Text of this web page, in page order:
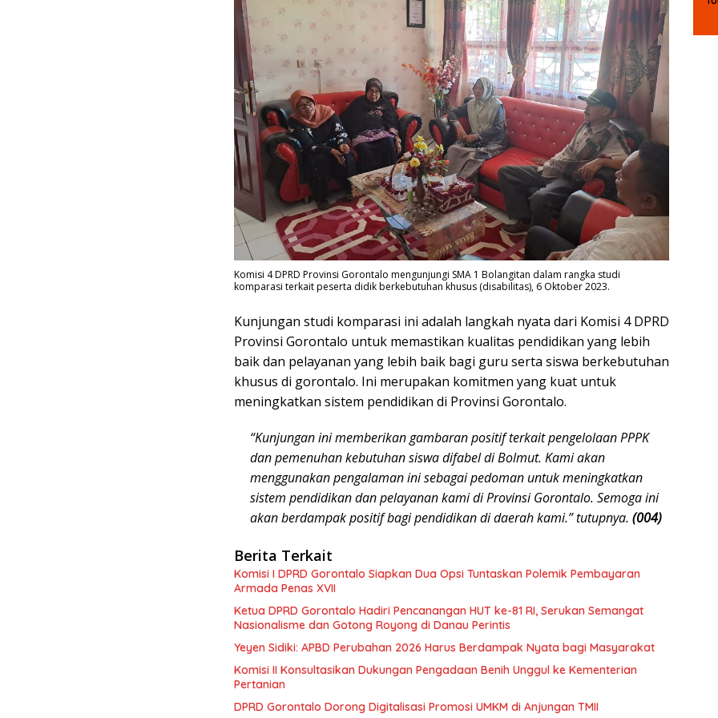
Komisi 4 DPRD Provinsi Gorontalo mengunjungi SMA 1 Bolangitan dalam rangka studi
komparasi terkait peserta didik berkebutuhan khusus (disabilitas), 6 Oktober 2023.
Kunjungan studi komparasi ini adalah langkah nyata dari Komisi 4 DPRD
Provinsi Gorontalo untuk memastikan kualitas pendidikan yang lebih
baik dan pelayanan yang lebih baik bagi guru serta siswa berkebutuhan
khusus di gorontalo. Ini merupakan komitmen yang kuat untuk
meningkatkan sistem pendidikan di Provinsi Gorontalo.
“Kunjungan ini memberikan gambaran positif terkait pengelolaan PPPK
dan pemenuhan kebutuhan siswa difabel di Bolmut. Kami akan
menggunakan pengalaman ini sebagai pedoman untuk meningkatkan
sistem pendidikan dan pelayanan kami di Provinsi Gorontalo. Semoga ini
akan berdampak positif bagi pendidikan di daerah kami.” tutupnya. (004)
Berita Terkait
Komisi I DPRD Gorontalo Siapkan Dua Opsi Tuntaskan Polemik Pembayaran
Armada Penas XVII
Ketua DPRD Gorontalo Hadiri Pencanangan HUT ke-81 RI, Serukan Semangat
Nasionalisme dan Gotong Royong di Danau Perintis
Yeyen Sidiki: APBD Perubahan 2026 Harus Berdampak Nyata bagi Masyarakat
Komisi II Konsultasikan Dukungan Pengadaan Benih Unggul ke Kementerian
Pertanian
DPRD Gorontalo Dorong Digitalisasi Promosi UMKM di Anjungan TMII